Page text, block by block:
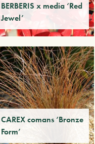
BERBERIS x media ‘Red
Jewel’
CAREX comans ‘Bronze
Form’